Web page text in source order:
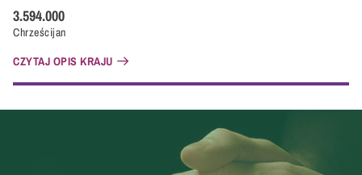
Chrześcijan
3.594.000
CZYTAJ OPIS KRAJU